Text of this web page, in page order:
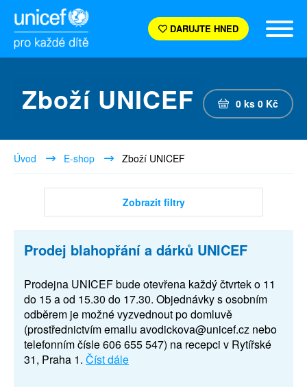
DARUJTE HNED
Zboží UNICEF 0 ks 0 Kč
Úvod E-shop Zboží UNICEF
Zobrazit filtry
Prodej blahopřání a dárků UNICEF
Prodejna UNICEF bude otevřena každý čtvrtek o 11
do 15 a od 15.30 do 17.30. Objednávky s osobním
odběrem je možné vyzvednout po domluvě
(prostřednictvím emailu avodickova@unicef.cz nebo
telefonním čísle 606 655 547) na recepci v Rytířské
31, Praha 1. Číst dále